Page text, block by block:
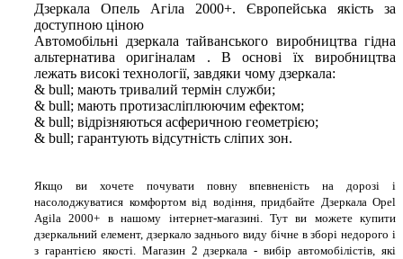
Дзеркала Опель Агіла 2000+. Європейська якість за
доступною ціною
Автомобільні дзеркала тайванського виробництва гідна
альтернатива оригіналам . В основі їх виробництва
лежать високі технології, завдяки чому дзеркала:
& bull; мають тривалий термін служби;
& bull; мають протизасліплюючим ефектом;
& bull; відрізняються асферичною геометрією;
& bull; гарантують відсутність сліпих зон.
Якщо ви хочете почувати повну впевненість на дорозі і
насолоджуватися комфортом від водіння, придбайте Дзеркала Opel
Agila 2000+ в нашому інтернет-магазині. Тут ви можете купити
дзеркальний елемент, дзеркало заднього виду бічне в зборі недорого і
з гарантією якості. Магазин 2 дзеркала - вибір автомобілістів, які